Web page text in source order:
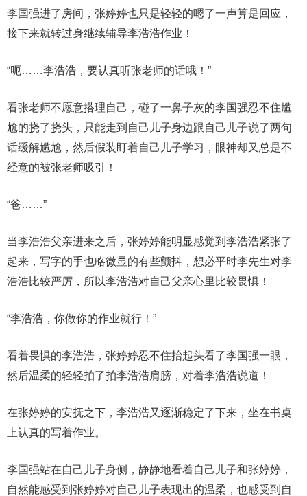
李国强进了房间，张婷婷也只是轻轻的嗯了一声算是回应，
接下来就转过身继续辅导李浩浩作业！
“呃……李浩浩，要认真听张老师的话哦！”
看张老师不愿意搭理自己，碰了一鼻子灰的李国强忍不住尴
尬的挠了挠头，只能走到自己儿子身边跟自己儿子说了两句
话缓解尴尬，然后假装盯着自己儿子学习，眼神却又总是不
经意的被张老师吸引！
“爸……”
当李浩浩父亲进来之后，张婷婷能明显感觉到李浩浩紧张了
起来，写字的手也略微显的有些颤抖，想必平时李先生对李
浩浩比较严厉，所以李浩浩对自己父亲心里比较畏惧！
“李浩浩，你做你的作业就行！”
看着畏惧的李浩浩，张婷婷忍不住抬起头看了李国强一眼，
然后温柔的轻轻拍了拍李浩浩肩膀，对着李浩浩说道！
在张婷婷的安抚之下，李浩浩又逐渐稳定了下来，坐在书桌
上认真的写着作业。
李国强站在自己儿子身侧，静静地看着自己儿子和张婷婷，
自然能感受到张婷婷对自己儿子表现出的温柔，也感受到自